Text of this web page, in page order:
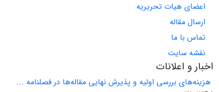
اعضای هیات تحریریه
ارسال مقاله
تماس با ما
نقشه سایت
اخبار و اعلانات
هزینه‌های بررسی اولیه و پذیرش نهایی مقاله‌ها در فصلنامه ...